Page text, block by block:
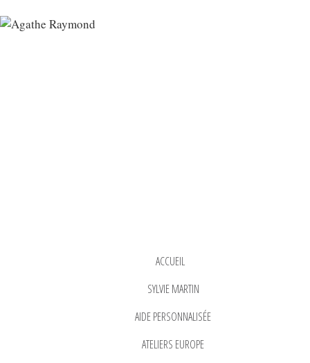
ACCUEIL
SYLVIE MARTIN
AIDE PERSONNALISÉE
ATELIERS EUROPE